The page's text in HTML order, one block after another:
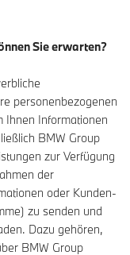
Sie erwarten?
personenbezogenen
Ihnen Informationen
BMW Group
zur Verfügung
der
oder Kunden-
zu senden und
Dazu gehören,
BMW Group